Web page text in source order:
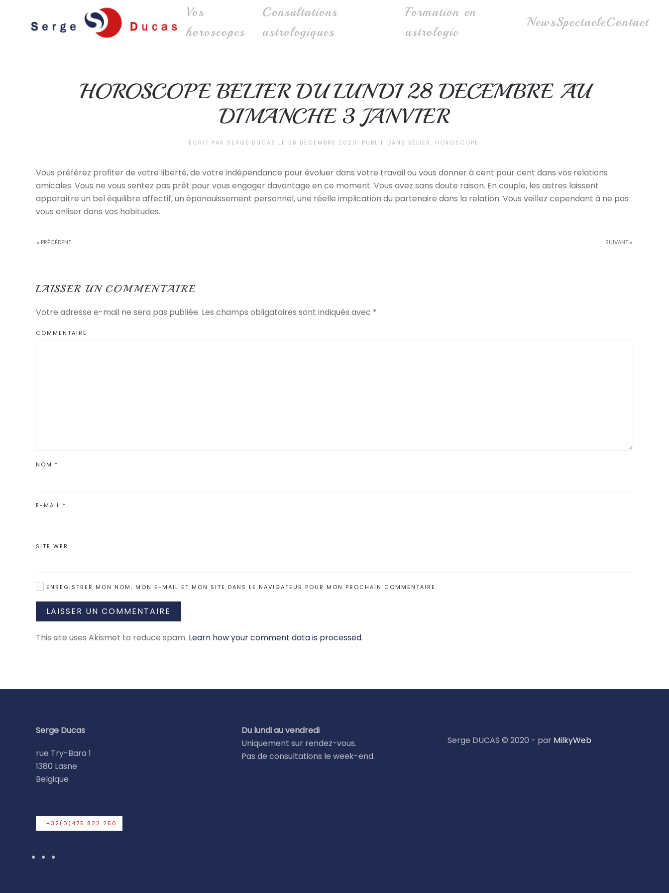
Skip to main content
Vos
horoscopes
Consultations
astrologiques
Formation en
astrologie
NewsSpectacleContact
HOROSCOPE BELIER DU LUNDI 28 DECEMBRE AU
DIMANCHE 3 JANVIER
ÉCRIT PAR SERGE DUCAS LE 28 DÉCEMBRE 2020 . PUBLIÉ DANS BÉLIER, HOROSCOPE .
Vous préférez profiter de votre liberté, de votre indépendance pour évoluer dans votre travail ou vous donner à cent pour cent dans vos relations
amicales. Vous ne vous sentez pas prêt pour vous engager davantage en ce moment. Vous avez sans doute raison. En couple, les astres laissent
apparaître un bel équilibre affectif, un épanouissement personnel, une réelle implication du partenaire dans la relation. Vous veillez cependant à ne pas
vous enliser dans vos habitudes.
« PRÉCÉDENT SUIVANT »
LAISSER UN COMMENTAIRE
Votre adresse e-mail ne sera pas publiée. Les champs obligatoires sont indiqués avec *
COMMENTAIRE
NOM *
E-MAIL *
SITE WEB
ENREGISTRER MON NOM, MON E-MAIL ET MON SITE DANS LE NAVIGATEUR POUR MON PROCHAIN COMMENTAIRE.
LAISSER UN COMMENTAIRE
This site uses Akismet to reduce spam. Learn how your comment data is processed.
Serge Ducas
rue Try-Bara 1
1380 Lasne
Belgique
+32(0)475 822 250
Du lundi au vendredi
Uniquement sur rendez-vous.
Pas de consultations le week-end.
Serge DUCAS © 2020 - par MilkyWeb